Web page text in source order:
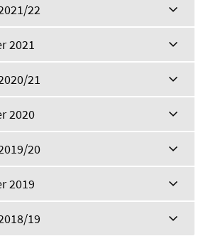
22
2021
21
2020
20
2019
19